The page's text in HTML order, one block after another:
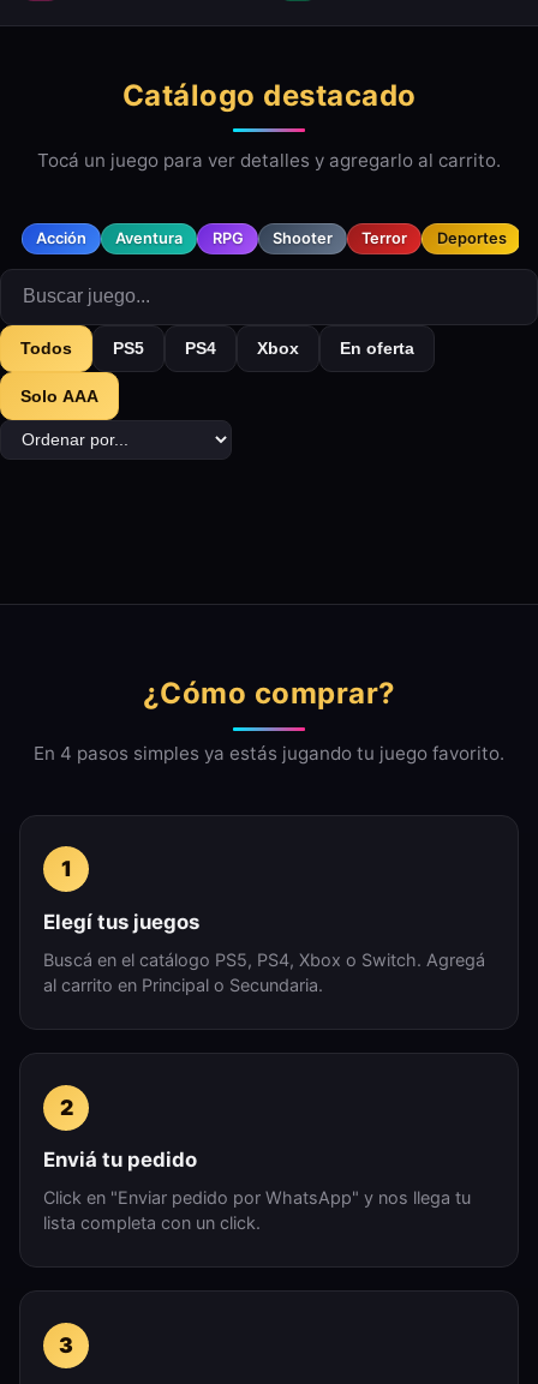
Catálogo destacado
Tocá un juego para ver detalles y agregarlo al carrito.
Acción Aventura RPG Shooter Terror Deportes
Todos PS5 PS4 Xbox En oferta
Solo AAA
¿Cómo comprar?
En 4 pasos simples ya estás jugando tu juego favorito.
1
Elegí tus juegos
Buscá en el catálogo PS5, PS4, Xbox o Switch. Agregá
al carrito en Principal o Secundaria.
2
Enviá tu pedido
Click en "Enviar pedido por WhatsApp" y nos llega tu
lista completa con un click.
3